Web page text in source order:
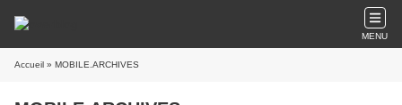
MENU
Accueil » MOBILE.ARCHIVES